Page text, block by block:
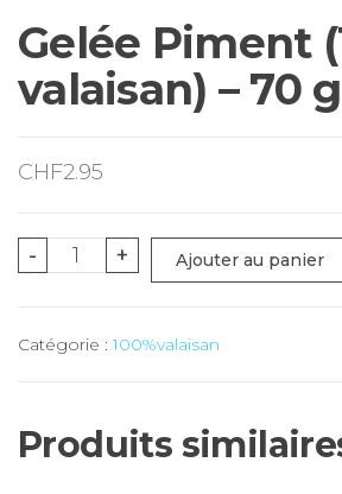
Gelée Piment
valaisan) – 70
CHF2.95
-
quantité
Piment
-
+ Ajouter au panier
Catégorie :100%valaisan
Produits